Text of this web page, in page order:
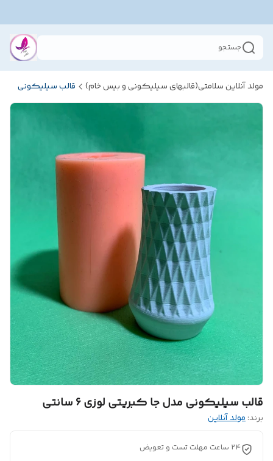
جستجو
مولد آنلاین سلامتی(قالبهای سیلیکونی و بیس خام) قالب سیلیکونی
قالب سیلیکونی مدل جا کبریتی لوزی 6 سانتی
برند:مولد آنلاین
24 ساعت مهلت تست و تعویض